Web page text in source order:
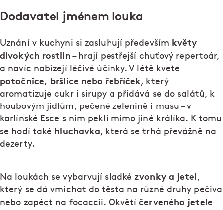
Dodavatel jménem louka
Uznání v kuchyni si zasluhují především květy
divokých rostlin – hrají pestřejší chuťový repertoár,
a navíc nabízejí léčivé účinky. V létě kvete
potočnice, bršlice nebo řebříček, který
aromatizuje cukr i sirupy a přidává se do salátů, k
houbovým jídlům, pečené zelenině i masu – v
karlínské Esce s ním pekli mimo jiné králíka. K tomu
se hodí také hluchavka, která se trhá převážně na
dezerty.
Na loukách se vybarvují sladké zvonky a jetel,
který se dá vmíchat do těsta na různé druhy pečiva
nebo zapéct na focaccii. Okvětíčerveného jetele